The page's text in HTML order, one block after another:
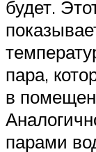
будет.
пара,
в
парами